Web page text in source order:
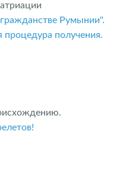
Румынии".
процедура получения.